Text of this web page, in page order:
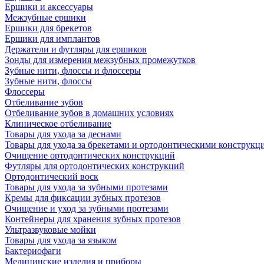
Ершики и аксессуары
Межзубные ершики
Ершики для брекетов
Ершики для имплантов
Держатели и футляры для ершиков
Зонды для измерения межзубных промежутков
Зубные нити, флоссы и флоссеры
Зубные нити, флоссы
Флоссеры
Отбеливание зубов
Отбеливание зубов в домашних условиях
Клиническое отбеливание
Товары для ухода за деснами
Товары для ухода за брекетами и ортодонтическими
Очищение ортодонтических конструкций
Футляры для ортодонтических конструкций
Ортодонтический воск
Товары для ухода за зубными протезами
Кремы для фиксации зубных протезов
Очищение и уход за зубными протезами
Контейнеры для хранения зубных протезов
Ультразвуковые мойки
Товары для ухода за языком
Бактериофаги
Медицинские изделия и приборы